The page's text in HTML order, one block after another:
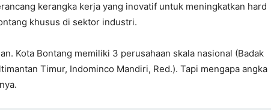
kerangka kerja yang inovatif untuk meningkatkan hard
khusus di sektor industri.
Kota Bontang memiliki 3 perusahaan skala nasional (Badak
Timur, Indominco Mandiri, Red.). Tapi mengapa angka